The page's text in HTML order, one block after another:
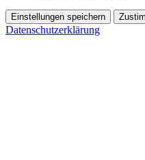
Einstellungen speichern
Datenschutzerklärung